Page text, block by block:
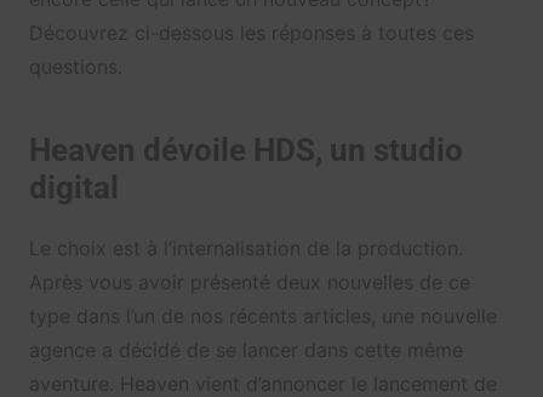
Découvrez ci-dessous les réponses à toutes ces
questions.
Heaven dévoile HDS, un studio
digital
Le choix est à l’internalisation de la production.
Après vous avoir présenté deux nouvelles de ce
type dans l’un de nos récents articles, une nouvelle
agence a décidé de se lancer dans cette même
aventure. Heaven vient d’annoncer le lancement de